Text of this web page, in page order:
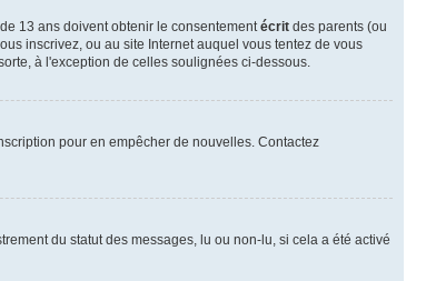
13 ans doivent obtenir le consentementécrit des parents (ou
inscrivez, ou au site Internet auquel vous tentez de vous
à l'exception de celles soulignées ci-dessous.
pour en empêcher de nouvelles. Contactez
du statut des messages, lu ou non-lu, si cela a été activé